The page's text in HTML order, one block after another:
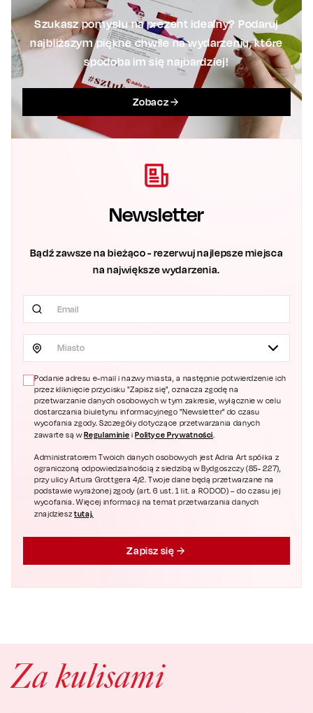
Szukasz pomysłu na prezent idealny? Podaruj
najbliższym piękne chwile na wydarzeniu, które
spodoba im się najbardziej!
Zobacz
Newsletter
Bądź zawsze na bieżąco - rezerwuj najlepsze miejsca
na największe wydarzenia.
Miasto
Podanie adresu e-mail i nazwy miasta, a następnie potwierdzenie ich
przez kliknięcie przycisku "Zapisz się", oznacza zgodę na
przetwarzanie danych osobowych w tym zakresie, wyłącznie w celu
dostarczania biuletynu informacyjnego "Newsletter" do czasu
wycofania zgody. Szczegóły dotyczące przetwarzania danych
zawarte są wRegulaminie i Polityce Prywatności.
Administratorem Twoich danych osobowych jest Adria Art spółka z
ograniczoną odpowiedzialnością z siedzibą w Bydgoszczy (85- 227),
przy ulicy Artura Grottgera 4/2. Twoje dane będą przetwarzane na
podstawie wyrażonej zgody (art. 6 ust. 1 lit. a RODOD) – do czasu jej
wycofania. Więcej informacji na temat przetwarzania danych
znajdziesztutaj.
Zapisz się
Za kulisami